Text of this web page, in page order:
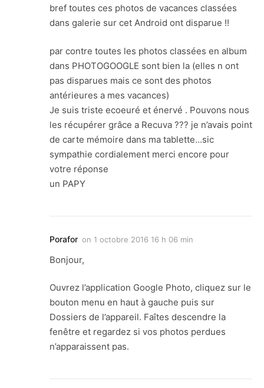
bref toutes ces photos de vacances classées
dans galerie sur cet Android ont disparue !!
par contre toutes les photos classées en album
dans PHOTOGOOGLE sont bien la (elles n ont
pas disparues mais ce sont des photos
antérieures a mes vacances)
Je suis triste ecoeuré et énervé . Pouvons nous
les récupérer grâce a Recuva ??? je n’avais point
de carte mémoire dans ma tablette…sic
sympathie cordialement merci encore pour
votre réponse
un PAPY
Porafor on 1 octobre 2016 16 h 06 min
Bonjour,
Ouvrez l’application Google Photo, cliquez sur le
bouton menu en haut à gauche puis sur
Dossiers de l’appareil. Faîtes descendre la
fenêtre et regardez si vos photos perdues
n’apparaissent pas.